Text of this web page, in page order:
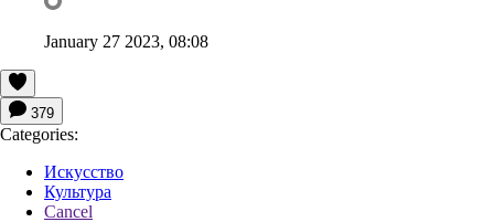
January 27 2023, 08:08
379
Categories:
Искусство
Культура
Cancel